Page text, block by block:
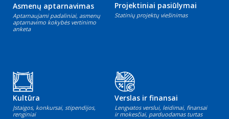
Asmenų aptarnavimas
Aptarnaujami padaliniai, asmenų
aptarnavimo kokybės vertinimo
anketa
Projektiniai pasiūlymai
Statinių projektų viešinimas
Kultūra
Įstaigos, konkursai, stipendijos,
renginiai
Verslas ir finansai
Lengvatos verslui, leidimai, finansai
ir mokesčiai, parduodamas turtas